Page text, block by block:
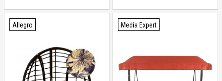
Allegro Media Expert